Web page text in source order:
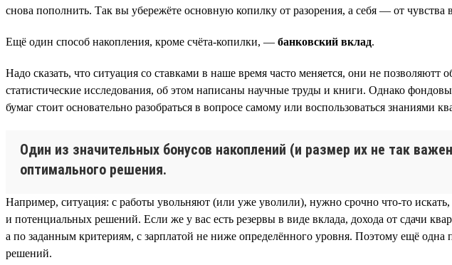
снова пополнить. Так вы убережёте основную копилку от разорения, а себя — от чувства
Ещё один способ накопления, кроме счёта-копилки, — банковский вклад.
Надо сказать, что ситуация со ставками в наше время часто меняется, они не
статистические исследования, об этом написаны научные труды и книги. Однако
бумаг стоит основательно разобраться в вопросе самому или воспользоваться знаниями
Один из значительных бонусов накоплений (и размер их не так
оптимального решения.
Например, ситуация: с работы увольняют (или уже уволили), нужно срочно что-то
и потенциальных решений. Если же у вас есть резервы в виде вклада, дохода от сдачи
а по заданным критериям, с зарплатой не ниже определённого уровня. Поэтому ещё
решений.